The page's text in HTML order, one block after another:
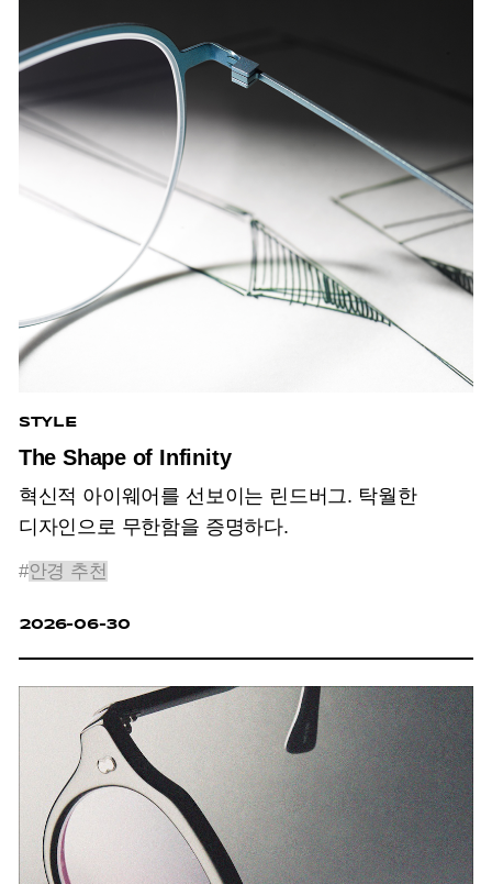
STYLE
The Shape of Infinity
혁신적 아이웨어를 선보이는 린드버그. 탁월한
디자인으로 무한함을 증명하다.
#안경 추천
2026-06-30